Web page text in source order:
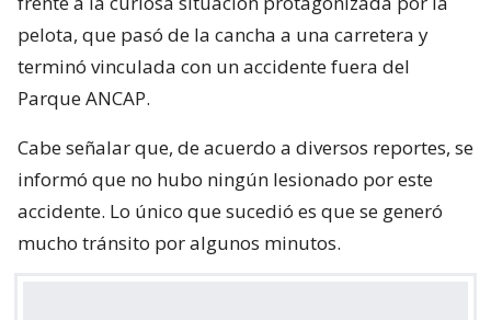
pelota, que pasó de la cancha a una carretera y
terminó vinculada con un accidente fuera del
Parque ANCAP.
Cabe señalar que, de acuerdo a diversos reportes, se
informó que no hubo ningún lesionado por este
accidente. Lo único que sucedió es que se generó
mucho tránsito por algunos minutos.